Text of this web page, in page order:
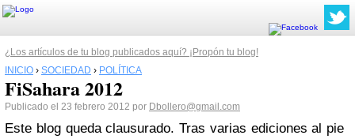
¿Los artículos de tu blog publicados aquí? ¡Propón tu blog!
INICIO › SOCIEDAD › POLÍTICA
FiSahara 2012
Publicado el 23 febrero 2012 por Dbollero@gmail.com
Este blog queda clausurado. Tras varias ediciones al pie